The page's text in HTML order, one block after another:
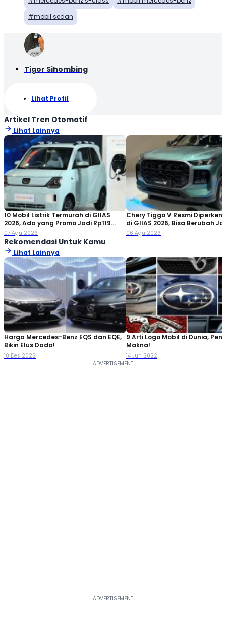
mobil sedan
Tigor Sihombing
Lihat Profil
Artikel Tren Otomotif
Lihat Lainnya
10 Mobil Listrik Termurah di GIIAS
2026, Ada yang Promo Jadi Rp119
Jutaan!
07 Agu 2026
Chery Tiggo V Resmi
di GIIAS 2026, Bisa Berubah
Double Cabin
06 Agu 2026
Rekomendasi Untuk Kamu
Lihat Lainnya
Harga Mercedes-Benz EQS dan EQE,
Bikin Elus Dada!
10 Des 2022
9 Arti Logo Mobil di Dunia,
Makna!
14 Jun 2022